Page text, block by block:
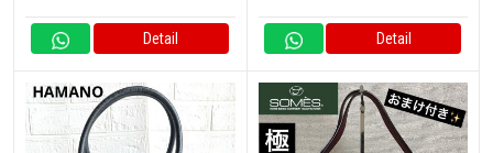
Detail Detail